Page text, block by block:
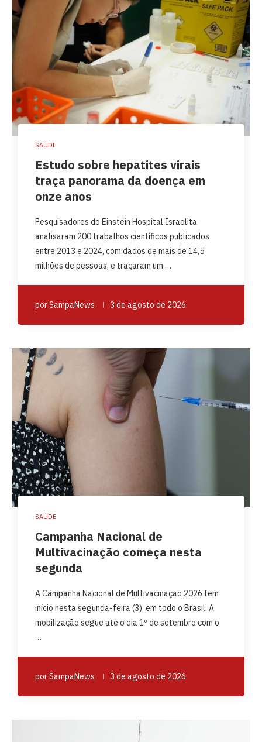
SAÚDE
Estudo sobre hepatites virais
traça panorama da doença em
onze anos
Pesquisadores do Einstein Hospital Israelita
analisaram 200 trabalhos científicos publicados
entre 2013 e 2024, com dados de mais de 14,5
milhões de pessoas, e traçaram um …
porSampaNews 3 de agosto de 2026
SAÚDE
Campanha Nacional de
Multivacinação começa nesta
segunda
A Campanha Nacional de Multivacinação 2026 tem
início nesta segunda-feira (3), em todo o Brasil. A
mobilização segue até o dia 1º de setembro com o
…
porSampaNews 3 de agosto de 2026